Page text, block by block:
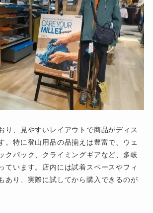
り、見やすいレイアウトで商品がディス
。特に登山用品の品揃えは豊富で、ウェ
クパック、クライミングギアなど、多岐
ています。店内には試着スペースやフィ
あり、実際に試してから購入できるのが